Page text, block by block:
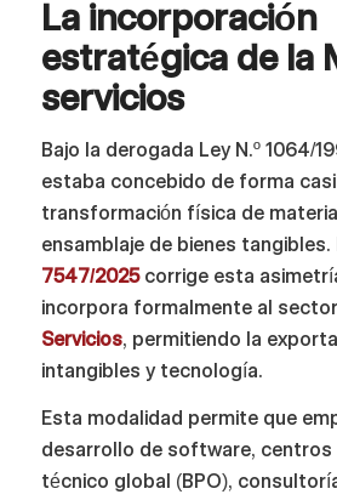
La incorporación
estratégica de la
servicios
Bajo la derogada Ley N.º 1064/
estaba concebido de forma
transformación física de
ensamblaje de bienes tangibles.
7547/2025corrige esta
incorpora formalmente al
Servicios, permitiendo la
intangibles y tecnología.
Esta modalidad permite que
desarrollo de software,
técnico global (BPO),